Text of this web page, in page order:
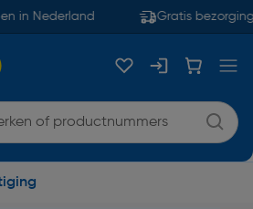
in Nederland Gratis bezorging